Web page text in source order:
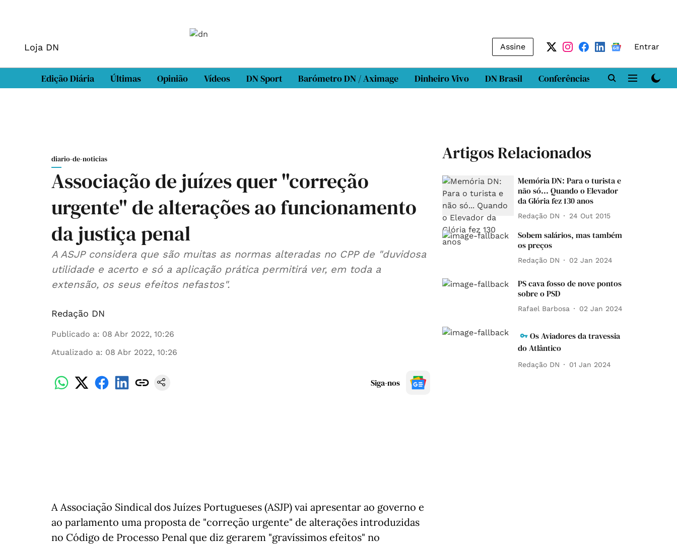
Loja DN Assine Entrar
Edição Diária Últimas Opinião Vídeos DN Sport Barómetro DN / Aximage Dinheiro Vivo DN Brasil Conferências DN LAB
diario-de-noticias
Associação de juízes quer "correção
urgente" de alterações ao funcionamento
da justiça penal
A ASJP considera que são muitas as normas alteradas no CPP de "duvidosa
utilidade e acerto e só a aplicação prática permitirá ver, em toda a
extensão, os seus efeitos nefastos".
Redação DN
Publicado a: 08 Abr 2022, 10:26
Atualizado a: 08 Abr 2022, 10:26
Siga-nos
A Associação Sindical dos Juízes Portugueses (ASJP) vai apresentar ao governo e
ao parlamento uma proposta de "correção urgente" de alterações introduzidas
no Código de Processo Penal que diz gerarem "gravíssimos efeitos" no
Artigos Relacionados
Memória DN: Para o turista e
não só... Quando o Elevador
da Glória fez 130 anos
Redação DN 24 Out 2015
Sobem salários, mas também
os preços
Redação DN 02 Jan 2024
PS cava fosso de nove pontos
sobre o PSD
Rafael Barbosa 02 Jan 2024
Os Aviadores da travessia
do Atlântico
Redação DN 01 Jan 2024